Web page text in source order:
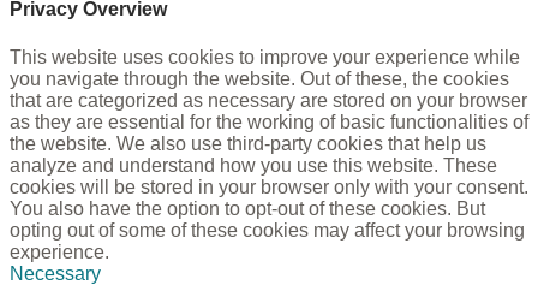
Privacy Overview
This website uses cookies to improve your experience while
you navigate through the website. Out of these, the cookies
that are categorized as necessary are stored on your browser
as they are essential for the working of basic functionalities of
the website. We also use third-party cookies that help us
analyze and understand how you use this website. These
cookies will be stored in your browser only with your consent.
You also have the option to opt-out of these cookies. But
opting out of some of these cookies may affect your browsing
experience.
Necessary